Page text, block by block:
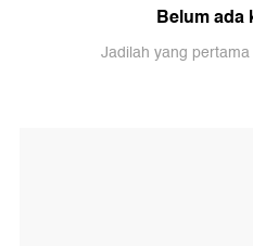
Belum ada
Jadilah yang